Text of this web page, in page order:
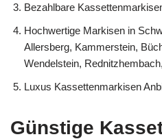
Bezahlbare
Hochwertige Markisen in
Allersberg, Kammerstein,
Wendelstein,
Luxus Kassettenmarkisen
Günstige